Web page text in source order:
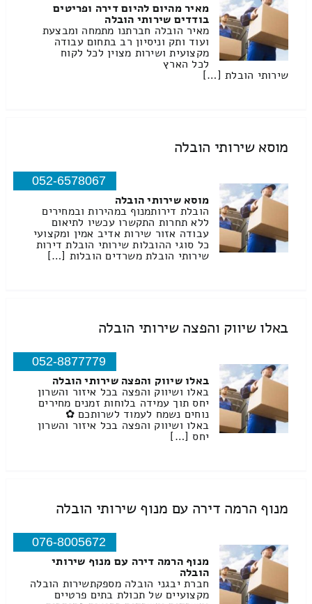
מאיר מהיום להיום דירה ופריטים
בודדים שירותי הובלה
מאיר הובלה חברתנו מתמחה ומבצעת
ועוד ותק וניסיון רב בתחום עבודה
מקצועית ושירות מצוין לכל לקוח
לכל הארץ
שירותי הובלת […]
מוסא שירותי הובלה
052-6578067
מוסא שירותי הובלה
הובלת דירותמנוף במהירות ובמחירים
ללא תחרות התקשרו עכשיו לתיאום
עבודה אזור שירות אדיב אמין ומקצועי
כל סוגי ההובלות שירותי הובלת דירות
שירותי הובלת משרדים הובלות […]
באלו שיווק והפצה שירותי הובלה
052-8877779
באלו שיווק והפצה שירותי הובלה
באלו ושיווק והפצה בכל איזור והשרון
יחס תוך עמידה בלוחות זמנים מחירים
נוחים נשמח לעמוד לשרותכם ✿
באלו ושיווק והפצה בכל איזור והשרון
יחס […]
מנוף הרמה דירה עם מנוף שירותי הובלה
076-8005672
מנוף הרמה דירה עם מנוף שירותי
הובלה
חברת יבגני הובלה מספקתשירות הובלה
מקצועיים של תכולת בתים פרטיים